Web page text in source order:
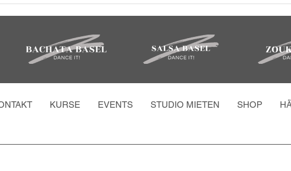
KURSE EVENTS STUDIO MIETEN SHOP